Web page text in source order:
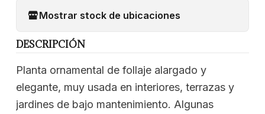
Mostrar stock de ubicaciones
DESCRIPCIÓN
Planta ornamental de follaje alargado y
elegante, muy usada en interiores, terrazas y
jardines de bajo mantenimiento. Algunas